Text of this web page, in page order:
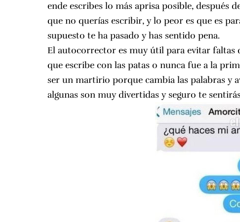
ende escribes lo más aprisa posible, después
que no querías escribir, y lo peor es que es
supuesto te ha pasado y has sentido pena.
El autocorrector es muy útil para evitar faltas
que escribe con las patas o nunca fue a la
ser un martirio porque cambia las palabras y
algunas son muy divertidas y seguro te